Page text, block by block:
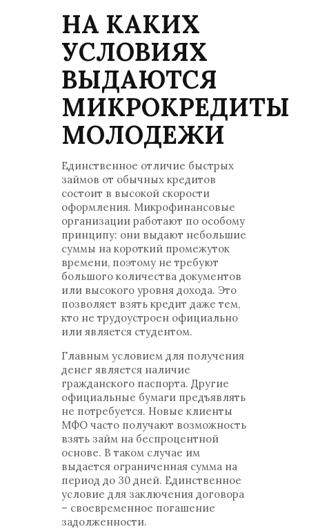
НА КАКИХ
УСЛОВИЯХ
ВЫДАЮТСЯ
МИКРОКРЕДИТЫ
МОЛОДЕЖИ
Единственное отличие быстрых
займов от обычных кредитов
состоит в высокой скорости
оформления. Микрофинансовые
организации работают по особому
принципу: они выдают небольшие
суммы на короткий промежуток
времени, поэтому не требуют
большого количества документов
или высокого уровня дохода. Это
позволяет взять кредит даже тем,
кто не трудоустроен официально
или является студентом.
Главным условием для получения
денег является наличие
гражданского паспорта. Другие
официальные бумаги предъявлять
не потребуется. Новые клиенты
МФО часто получают возможность
взять займ на беспроцентной
основе. В таком случае им
выдается ограниченная сумма на
период до 30 дней. Единственное
условие для заключения договора
– своевременное погашение
задолженности.